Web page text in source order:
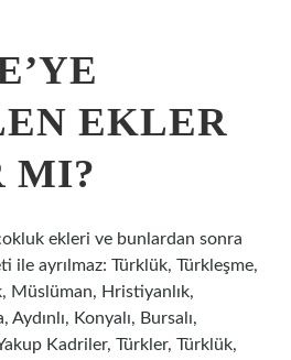
EKLER
MI?
ekleri ve bunlardan sonra
ile ayrılmaz: Türklük, Türkleşme,
Müslüman, Hristiyanlık,
Aydınlı, Konyalı, Bursalı,
Kadriler, Türkler, Türklük,